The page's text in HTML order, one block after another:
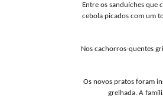
Entre os sanduíches que
cebola picados com um
Nos cachorros-quentes
Os novos pratos foram
grelhada. A